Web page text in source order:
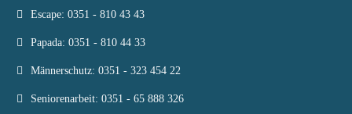
Escape: 0351 - 810 43 43
Papada: 0351 - 810 44 33
Männerschutz: 0351 - 323 454 22
Seniorenarbeit: 0351 - 65 888 326